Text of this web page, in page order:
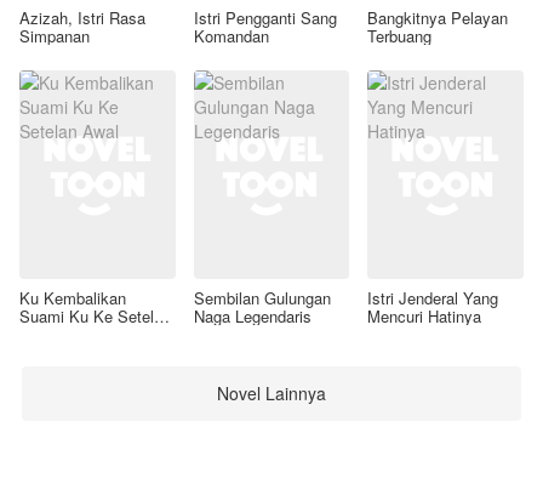
Azizah, Istri Rasa
Simpanan
Istri Pengganti Sang
Komandan
Bangkitnya Pelayan
Terbuang
Ku Kembalikan
Suami Ku Ke Setelan
Sembilan Gulungan
Naga Legendaris
Istri Jenderal Yang
Mencuri Hatinya
Novel Lainnya